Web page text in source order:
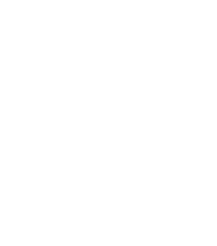
o emisores de
están protegidos
realiza
que se indican a
su suscripción puede
adoptar medidas
algunos